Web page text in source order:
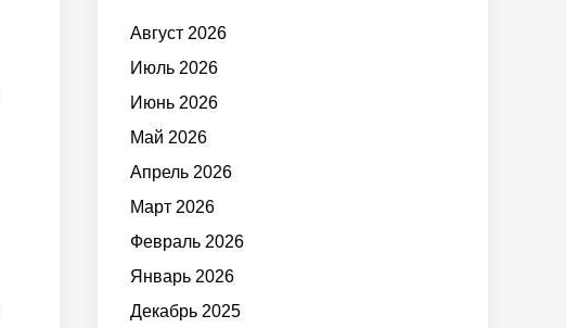
Август 2026
Июль 2026
Июнь 2026
Май 2026
Апрель 2026
Март 2026
Февраль 2026
Январь 2026
Декабрь 2025